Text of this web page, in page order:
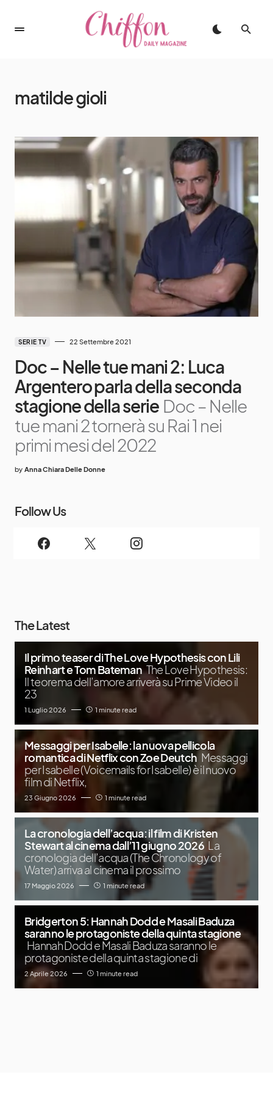
matilde gioli
SERIE TV 22 Settembre 2021
Doc – Nelle tue mani 2: Luca
Argentero parla della seconda
stagione della serie Doc – Nelle
tue mani 2 tornerà su Rai 1 nei
primi mesi del 2022
by Anna Chiara Delle Donne
Follow Us
The Latest
Il primo teaser di The Love Hypothesis con Lili
Reinhart e Tom Bateman The Love Hypothesis:
Il teorema dell’amore arriverà su Prime Video il
23
1 Luglio 2026 1 minute read
Messaggi per Isabelle: la nuova pellicola
romantica di Netflix con Zoe Deutch Messaggi
per Isabelle (Voicemails for Isabelle) è il nuovo
film di Netflix,
23 Giugno 2026 1 minute read
La cronologia dell’acqua: il film di Kristen
Stewart al cinema dall’11 giugno 2026 La
cronologia dell’acqua (The Chronology of
Water) arriva al cinema il prossimo
17 Maggio 2026 1 minute read
Bridgerton 5: Hannah Dodd e Masali Baduza
saranno le protagoniste della quinta stagione
Hannah Dodd e Masali Baduza saranno le
protagoniste della quinta stagione di
2 Aprile 2026 1 minute read